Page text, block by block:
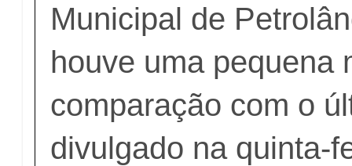
Municipal de
houve uma pequena
comparação com o
divulgado na quinta-